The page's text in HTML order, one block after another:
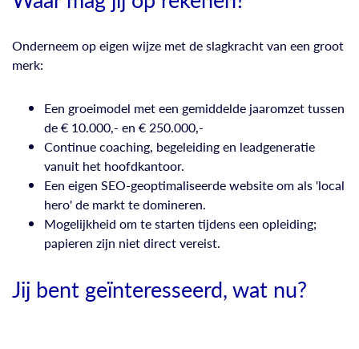
Onderneem op eigen wijze met de slagkracht van een groot
merk:
Een groeimodel met een gemiddelde jaaromzet tussen
de € 10.000,- en € 250.000,-
Continue coaching, begeleiding en leadgeneratie
vanuit het hoofdkantoor.
Een eigen SEO-geoptimaliseerde website om als 'local
hero' de markt te domineren.
Mogelijkheid om te starten tijdens een opleiding;
papieren zijn niet direct vereist.
Jij bent geïnteresseerd, wat nu?